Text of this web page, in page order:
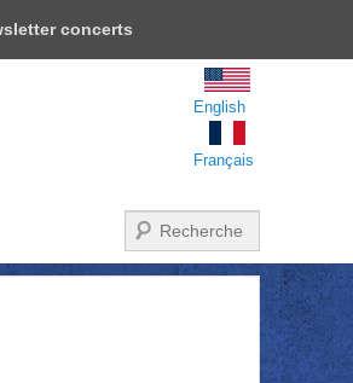
concerts
English
Français
Recherche